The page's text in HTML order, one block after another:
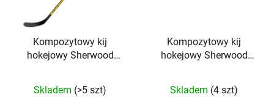
Kompozytowy kij
hokejowy Sherwood
Skladem (>5 szt)
Kompozytowy kij
hokejowy Sherwood
Skladem (4 szt)